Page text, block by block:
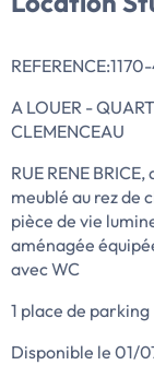
A LOUER -
CLEMENCEAU
RUE RENE
meublé au rez de
pièce de vie
aménagée
avec WC
1 place de parking
Disponible le 01/